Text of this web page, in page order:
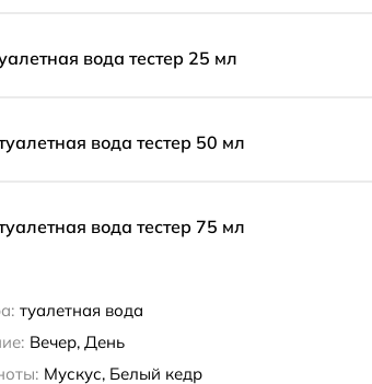
вода тестер 25 мл
вода тестер 50 мл
вода тестер 75 мл
туалетная вода
Вечер, День
Мускус, Белый кедр